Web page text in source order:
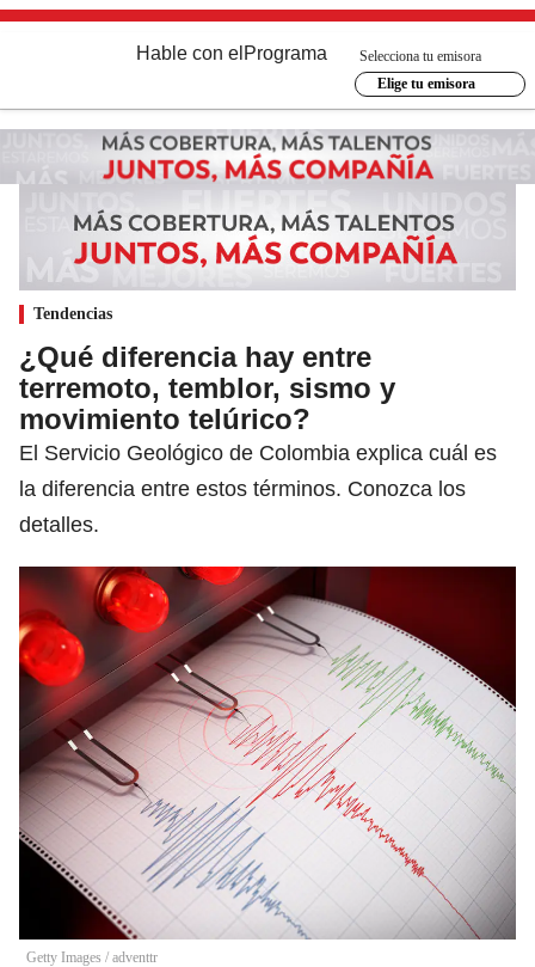
Hable con el Programa
Selecciona tu emisora
Elige tu emisora
Tendencias
¿Qué diferencia hay entre
terremoto, temblor, sismo y
movimiento telúrico?
El Servicio Geológico de Colombia explica cuál es
la diferencia entre estos términos. Conozca los
detalles.
Getty Images / adventtr